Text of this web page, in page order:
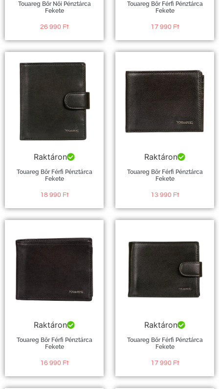
Touareg Bőr Női Pénztárca
Fekete
26 990 Ft
Touareg Bőr Férfi Pénztárca
Fekete
17 990 Ft
Raktáron
Touareg Bőr Férfi Pénztárca
Fekete
18 990 Ft
Raktáron
Touareg Bőr Férfi Pénztárca
Fekete
13 990 Ft
Raktáron
Touareg Bőr Férfi Pénztárca
Fekete
16 990 Ft
Raktáron
Touareg Bőr Férfi Pénztárca
Fekete
17 990 Ft